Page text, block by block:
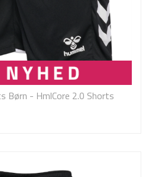
Børn - HmlCore 2.0 Shorts